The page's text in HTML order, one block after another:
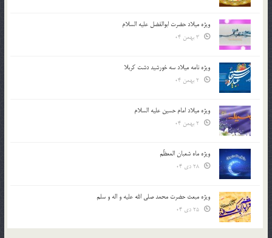
ویژه میلاد حضرت ابوالفضل علیه السلام
ویژه نامه میلاد سه خورشید دشت کربلا
ویژه میلاد امام حسین علیه السلام
ویژه ماه شعبان المعظّم
ویژه مبعث حضرت محمد صلی الله علیه و اله و سلم